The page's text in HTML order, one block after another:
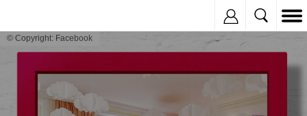
© Copyright: Facebook